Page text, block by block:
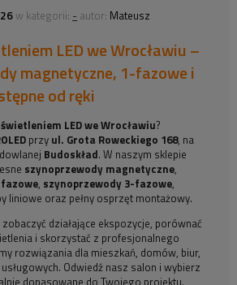
w kategorii: - autor: Mateusz
LED we Wrocławiu –
magnetyczne, 1-fazowe i
od ręki
LED we Wrocławiu?
przy ul. Grota Roweckiego 168, na
Budoskład. W naszym sklepie
szynoprzewody magnetyczne,
, szynoprzewody 3-fazowe,
liniowe oraz pełny osprzęt montażowy.
działające ekspozycje, porównać
i skorzystać z profesjonalnego
rozwiązania dla mieszkań, domów, biur,
Odwiedź nasz salon i wybierz